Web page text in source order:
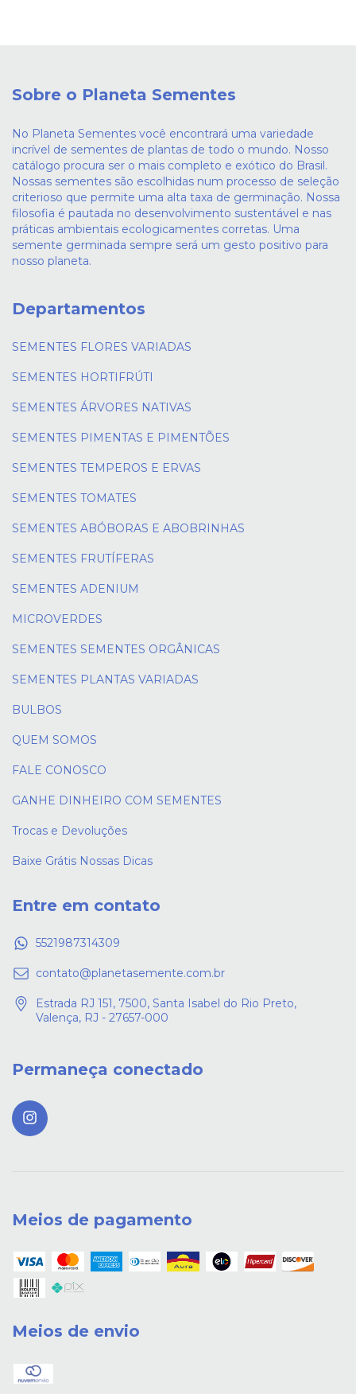
Sobre o Planeta Sementes
No Planeta Sementes você encontrará uma variedade
incrível de sementes de plantas de todo o mundo. Nosso
catálogo procura ser o mais completo e exótico do Brasil.
Nossas sementes são escolhidas num processo de seleção
criterioso que permite uma alta taxa de germinação. Nossa
filosofia é pautada no desenvolvimento sustentável e nas
práticas ambientais ecologicamentes corretas. Uma
semente germinada sempre será um gesto positivo para
nosso planeta.
Departamentos
SEMENTES FLORES VARIADAS
SEMENTES HORTIFRÚTI
SEMENTES ÁRVORES NATIVAS
SEMENTES PIMENTAS E PIMENTÕES
SEMENTES TEMPEROS E ERVAS
SEMENTES TOMATES
SEMENTES ABÓBORAS E ABOBRINHAS
SEMENTES FRUTÍFERAS
SEMENTES ADENIUM
MICROVERDES
SEMENTES SEMENTES ORGÂNICAS
SEMENTES PLANTAS VARIADAS
BULBOS
QUEM SOMOS
FALE CONOSCO
GANHE DINHEIRO COM SEMENTES
Trocas e Devoluções
Baixe Grátis Nossas Dicas
Entre em contato
5521987314309
contato@planetasemente.com.br
Estrada RJ 151, 7500, Santa Isabel do Rio Preto,
Valença, RJ - 27657-000
Permaneça conectado
Meios de pagamento
Meios de envio